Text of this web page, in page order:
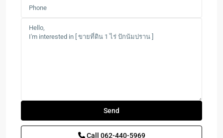
Call 062-440-5969
Sam
Yot,